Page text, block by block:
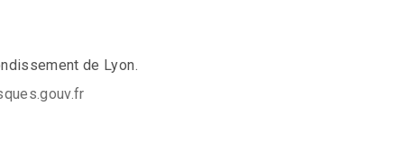
de Lyon.